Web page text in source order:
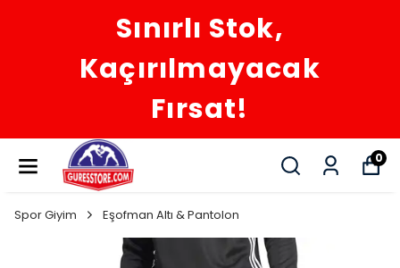
Sınırlı Stok,
Kaçırılmayacak
Fırsat!
0
Spor Giyim Eşofman Altı & Pantolon